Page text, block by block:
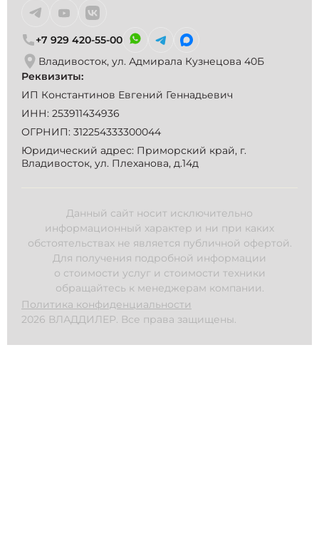
+7 929 420-55-00
Владивосток, ул. Адмирала Кузнецова 40Б
Реквизиты:
ИП Константинов Евгений Геннадьевич
ИНН: 253911434936
ОГРНИП: 312254333300044
Юридический адрес: Приморский край, г.
Владивосток, ул. Плеханова, д.14д
2026 ВЛАДДИЛЕР. Все права защищены.
Данный сайт носит исключительно
информационный характер и ни при каких
обстоятельствах не является публичной офертой.
Для получения подробной информации
о стоимости услуг и стоимости техники
обращайтесь к менеджерам компании.
Политика конфиденциальности